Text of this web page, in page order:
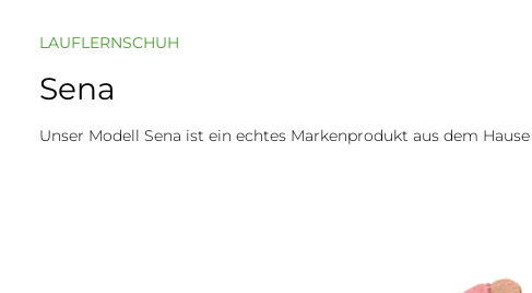
LAUFLERNSCHUH
Sena
Unser Modell Sena ist ein echtes Markenprodukt aus dem